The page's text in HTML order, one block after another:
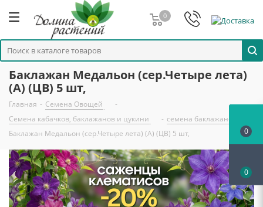
0
Баклажан Медальон (сер.Четыре лета)
(А) (ЦВ) 5 шт,
Главная - Семена Овощей
-
Семена кабачков, баклажанов и цукини
- семена баклажанов
Баклажан Медальон (сер.Четыре лета) (А) (ЦВ) 5 шт,
0
0